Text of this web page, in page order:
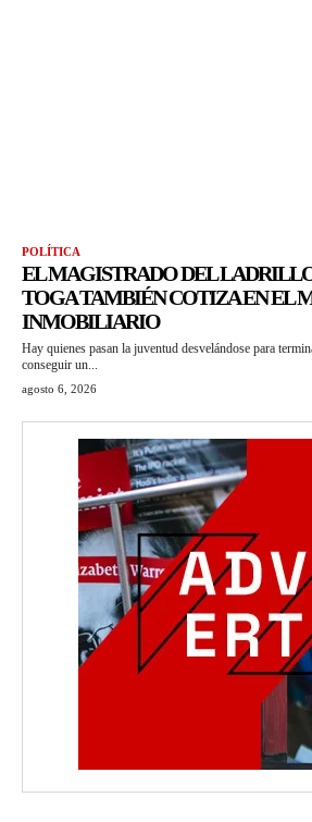
POLÍTICA
EL MAGISTRADO DEL
TOGA TAMBIÉN COTIZA EN EL
INMOBILIARIO
Hay quienes pasan la juventud desvelándose para
conseguir un...
agosto 6, 2026